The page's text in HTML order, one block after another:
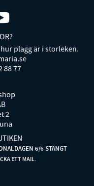
plagg är i storleken.
88 77
2
6/6 STÄNGT
ETT MAIL.